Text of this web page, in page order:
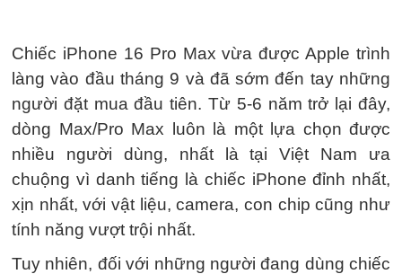
Chiếc iPhone 16 Pro Max vừa được Apple trình
làng vào đầu tháng 9 và đã sớm đến tay những
người đặt mua đầu tiên. Từ 5-6 năm trở lại đây,
dòng Max/Pro Max luôn là một lựa chọn được
nhiều người dùng, nhất là tại Việt Nam ưa
chuộng vì danh tiếng là chiếc iPhone đỉnh nhất,
xịn nhất, với vật liệu, camera, con chip cũng như
tính năng vượt trội nhất.
Tuy nhiên, đối với những người đang dùng chiếc